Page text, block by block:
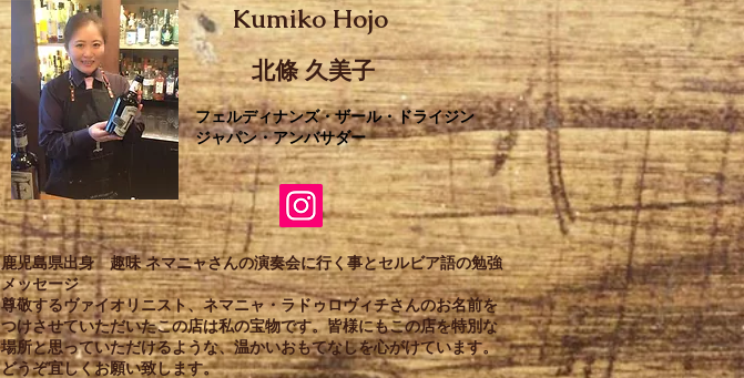
Kumiko Hojo
​フェルディナンズ・ザール・ドライジン
ジャパン・アンバサダー
鹿児島県出身 趣味 ネマニャさんの演奏会に行く事とセルビア語の勉強
メッセージ
尊敬するヴァイオリニスト、ネマニャ・ラドゥロヴィチさんのお名前を
つけさせていただいたこの店は私の宝物です。皆様にもこの店を特別な
場所と思っていただけるような、温かいおもてなしを心がけています。
どうぞ宜しくお願い致します。
北條 久美子